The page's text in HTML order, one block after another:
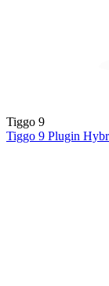
Tiggo 9
Tiggo 9 Plugin